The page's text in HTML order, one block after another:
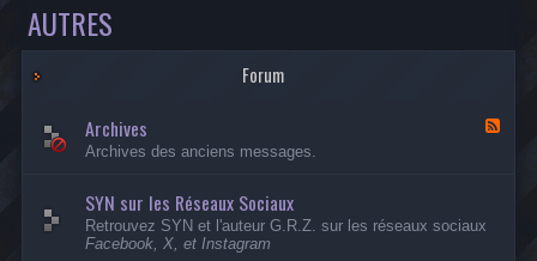
AUTRES
Forum
Archives
Archives des anciens messages.
SYN sur les Réseaux Sociaux
Retrouvez SYN et l'auteur G.R.Z. sur les réseaux sociaux
Facebook, X, et Instagram